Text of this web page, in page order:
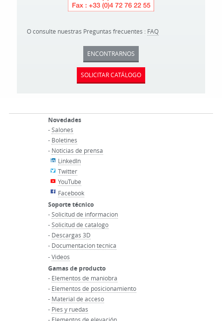
O consulte nuestras Preguntas frecuentes : FAQ
ENCONTRARNOS
SOLICITAR CATÁLOGO
Novedades
-Salones
- Boletines
- Noticias de prensa
LinkedIn
Twitter
YouTube
Facebook
Soporte técnico
-Solicitud de informacion
-Solicitud de catalogo
- Descargas 3D
- Documentacion tecnica
-Videos
Gamas de producto
- Elementos de maniobra
- Elementos de posicionamiento
- Material de acceso
- Pies y ruedas